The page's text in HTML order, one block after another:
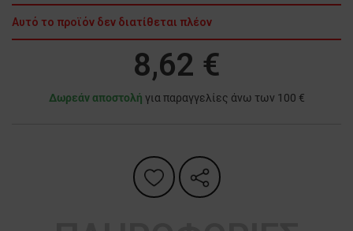
Αυτό το προϊόν δεν διατίθεται πλέον
8,62 €
Δωρεάν αποστολή για παραγγελίες άνω των 100 €